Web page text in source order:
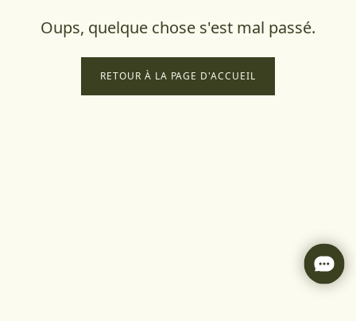
Oups, quelque chose s'est mal passé.
RETOUR À LA PAGE D'ACCUEIL